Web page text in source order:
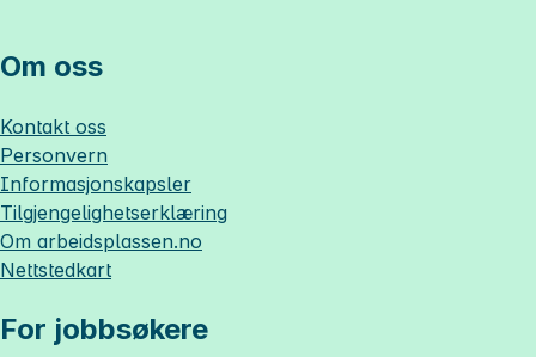
Om oss
Kontakt oss
Personvern
Informasjonskapsler
Tilgjengelighetserklæring
Om arbeidsplassen.no
Nettstedkart
For jobbsøkere